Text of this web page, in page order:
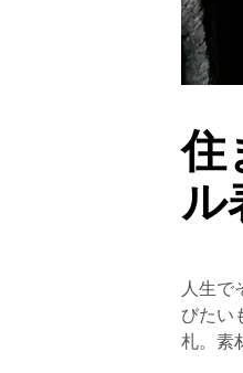
住
ル
人生で
びたい
札。素